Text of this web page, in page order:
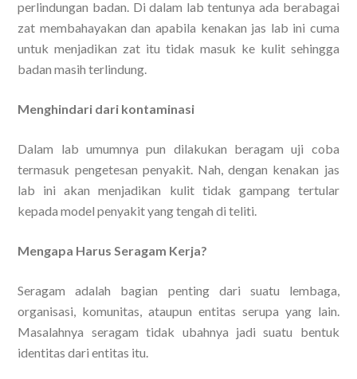
perlindungan badan. Di dalam lab tentunya ada berabagai
zat membahayakan dan apabila kenakan jas lab ini cuma
untuk menjadikan zat itu tidak masuk ke kulit sehingga
badan masih terlindung.
Menghindari dari kontaminasi
Dalam lab umumnya pun dilakukan beragam uji coba
termasuk pengetesan penyakit. Nah, dengan kenakan jas
lab ini akan menjadikan kulit tidak gampang tertular
kepada model penyakit yang tengah di teliti.
Mengapa Harus Seragam Kerja?
Seragam adalah bagian penting dari suatu lembaga,
organisasi, komunitas, ataupun entitas serupa yang lain.
Masalahnya seragam tidak ubahnya jadi suatu bentuk
identitas dari entitas itu.